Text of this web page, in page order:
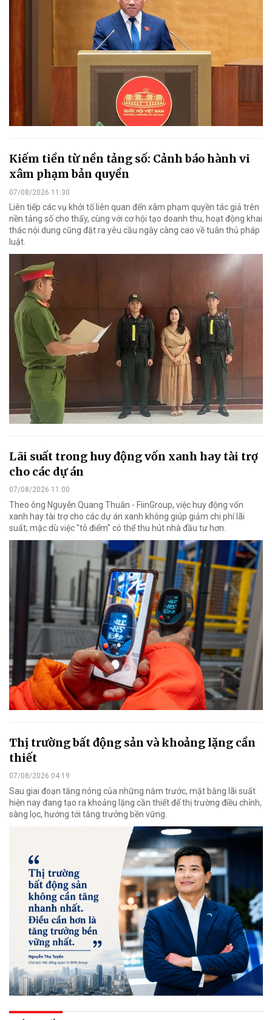
Kiếm tiền từ nền tảng số: Cảnh báo hành vi
xâm phạm bản quyền
07/08/2026 11:30
Liên tiếp các vụ khởi tố liên quan đến xâm phạm quyền tác giả trên
nền tảng số cho thấy, cùng với cơ hội tạo doanh thu, hoạt động khai
thác nội dung cũng đặt ra yêu cầu ngày càng cao về tuân thủ pháp
luật.
Lãi suất trong huy động vốn xanh hay tài trợ
cho các dự án
07/08/2026 11:00
Theo ông Nguyễn Quang Thuân - FiinGroup, việc huy động vốn
xanh hay tài trợ cho các dự án xanh không giúp giảm chi phí lãi
suất; mặc dù việc "tô điểm" có thể thu hút nhà đầu tư hơn.
Thị trường bất động sản và khoảng lặng cần
thiết
07/08/2026 04:19
Sau giai đoạn tăng nóng của những năm trước, mặt bằng lãi suất
hiện nay đang tạo ra khoảng lặng cần thiết để thị trường điều chỉnh,
sàng lọc, hướng tới tăng trưởng bền vững.